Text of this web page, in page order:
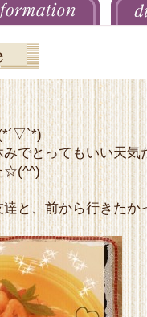
でとってもいい天気
た☆(^^)
と、前から行きたか